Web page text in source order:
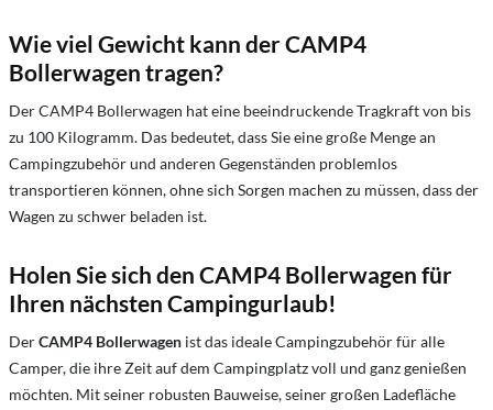
Wie viel Gewicht kann der CAMP4
Bollerwagen tragen?
Der CAMP4 Bollerwagen hat eine beeindruckende Tragkraft von bis
zu 100 Kilogramm. Das bedeutet, dass Sie eine große Menge an
Campingzubehör und anderen Gegenständen problemlos
transportieren können, ohne sich Sorgen machen zu müssen, dass der
Wagen zu schwer beladen ist.
Holen Sie sich den CAMP4 Bollerwagen für
Ihren nächsten Campingurlaub!
DerCAMP4 Bollerwagen ist das ideale Campingzubehör für alle
Camper, die ihre Zeit auf dem Campingplatz voll und ganz genießen
möchten. Mit seiner robusten Bauweise, seiner großen Ladefläche